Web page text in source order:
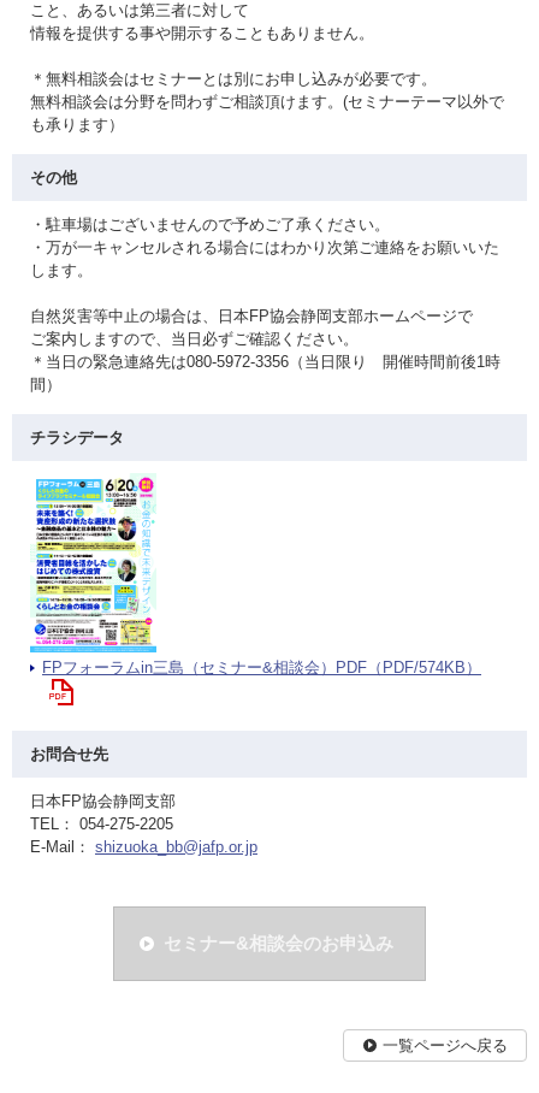
こと、あるいは第三者に対して
情報を提供する事や開示することもありません。
＊無料相談会はセミナーとは別にお申し込みが必要です。
無料相談会は分野を問わずご相談頂けます。(セミナーテーマ以外で
も承ります）
その他
・駐車場はございませんので予めご了承ください。
・万が一キャンセルされる場合にはわかり次第ご連絡をお願いいた
します。
自然災害等中止の場合は、日本FP協会静岡支部ホームページで
ご案内しますので、当日必ずご確認ください。
＊当日の緊急連絡先は080-5972-3356（当日限り 開催時間前後1時
間）
チラシデータ
FPフォーラムin三島（セミナー&相談会）PDF（PDF/574KB）
お問合せ先
日本FP協会静岡支部
TEL： 054-275-2205
E-Mail： shizuoka_bb@jafp.or.jp
セミナー&相談会のお申込み
一覧ページへ戻る